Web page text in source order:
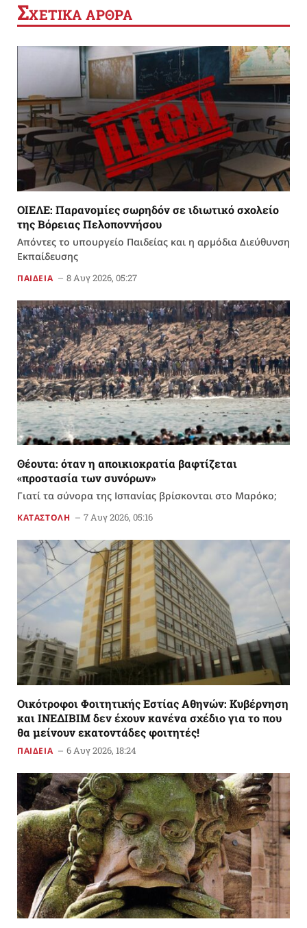
ΣΧΕΤΙΚΑ ΑΡΘΡΑ
ΟΙΕΛΕ: Παρανομίες σωρηδόν σε ιδιωτικό σχολείο
της Βόρειας Πελοποννήσου
Απόντες το υπουργείο Παιδείας και η αρμόδια Διεύθυνση
Εκπαίδευσης
ΠΑΙΔΕΙΑ 8 Αυγ 2026, 05:27
Θέουτα: όταν η αποικιοκρατία βαφτίζεται
«προστασία των συνόρων»
Γιατί τα σύνορα της Ισπανίας βρίσκονται στο Μαρόκο;
ΚΑΤΑΣΤΟΛΗ 7 Αυγ 2026, 05:16
Οικότροφοι Φοιτητικής Εστίας Αθηνών: Κυβέρνηση
και ΙΝΕΔΙΒΙΜ δεν έχουν κανένα σχέδιο για το που
θα μείνουν εκατοντάδες φοιτητές!
ΠΑΙΔΕΙΑ 6 Αυγ 2026, 18:24